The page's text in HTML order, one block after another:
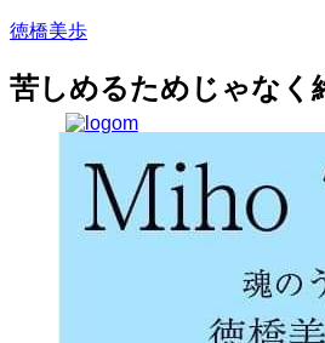
徳橋美歩
苦しめるためじゃなく